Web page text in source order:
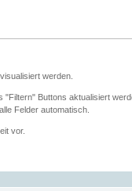
werden.
Buttons aktualisiert
Felder automatisch.
vor.